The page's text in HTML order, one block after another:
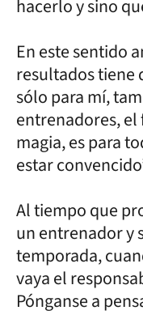
hacerlo y sino
En este sentido
resultados tiene
sólo para mí,
entrenadores,
magia, es para
estar
Al tiempo que
un entrenador y
temporada,
vaya el
Pónganse a